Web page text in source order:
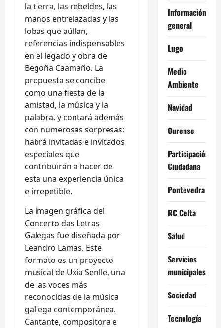
la tierra, las rebeldes, las
manos entrelazadas y las
lobas que aúllan,
referencias indispensables
en el legado y obra de
Begoña Caamaño. La
propuesta se concibe
como una fiesta de la
amistad, la música y la
palabra, y contará además
con numerosas sorpresas:
habrá invitadas e invitados
especiales que
contribuirán a hacer de
esta una experiencia única
e irrepetible.
La imagen gráfica del
Concerto das Letras
Galegas fue diseñada por
Leandro Lamas. Este
formato es un proyecto
musical de Uxía Senlle, una
de las voces más
reconocidas de la música
gallega contemporánea.
Cantante, compositora e
Información
general
Lugo
Medio
Ambiente
Navidad
Ourense
Participación
Ciudadana
Pontevedra
RC Celta
Salud
Servicios
municipales
Sociedad
Tecnología